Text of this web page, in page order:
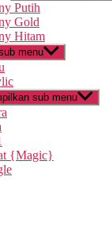
Putih
Gold
Hitam
menu
sub menu
{Magic}